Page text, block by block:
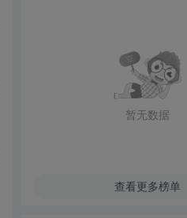
暂无数据
查看更多榜单